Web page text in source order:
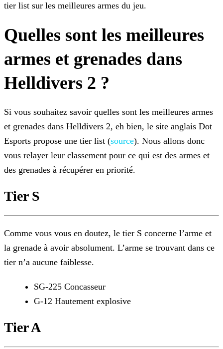
tier list sur les meilleures armes du jeu.
Quelles sont les meilleures
armes et grenades dans
Helldivers 2 ?
Si vous souhaitez savoir quelles sont les meilleures armes
et grenades dans Helldivers 2, eh bien, le site anglais Dot
Esports propose une tier list (source). Nous allons donc
vous relayer leur classement pour ce qui est des armes et
des grenades à récupérer en priorité.
Tier S
Comme vous vous en doutez, le tier S concerne l’arme et
la grenade à avoir absolument. L’arme se trouvant dans ce
tier n’a aucune faiblesse.
SG-225 Concasseur
G-12 Hautement explosive
Tier A